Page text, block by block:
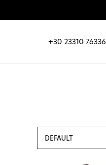
+30 23310 76336